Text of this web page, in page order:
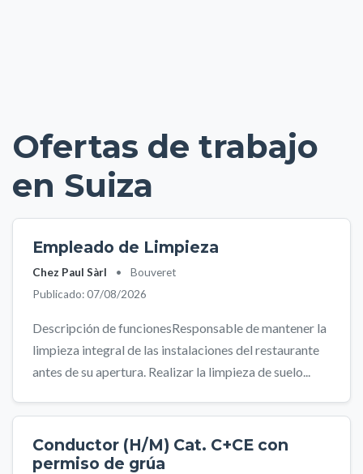
Ofertas de trabajo
en Suiza
Empleado de Limpieza
Chez Paul Sàrl •
Bouveret
Publicado: 07/08/2026
Descripción de funcionesResponsable de mantener la
limpieza integral de las instalaciones del restaurante
antes de su apertura. Realizar la limpieza de suelo...
Conductor (H/M) Cat. C+CE con
permiso de grúa